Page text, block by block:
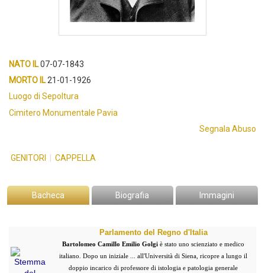
NATO IL07-07-1843
MORTO IL21-01-1926
Luogo di Sepoltura
Cimitero Monumentale Pavia
Segnala Abuso
GENITORI CAPPELLA
Bacheca Biografia Immagini
Parlamento del Regno d'Italia
Bartolomeo Camillo Emilio Golgi è stato uno scienziato e medico
italiano. Dopo un iniziale ... all'Università di Siena, ricopre a lungo il
doppio incarico di professore di istologia e patologia generale